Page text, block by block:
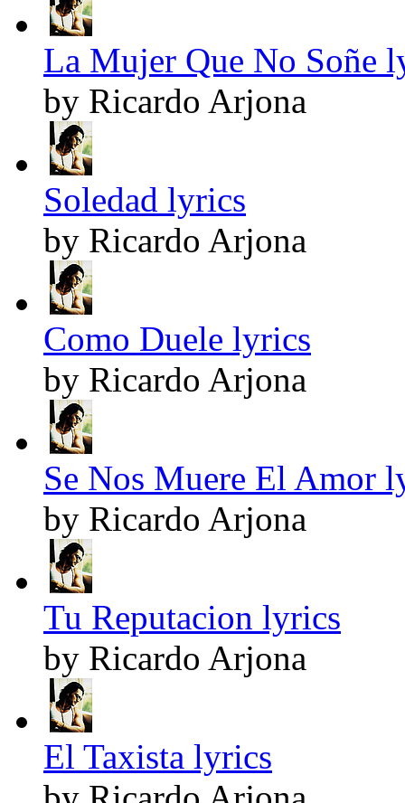
La Mujer Que No Soñe
by Ricardo Arjona
Soledad lyrics
by Ricardo Arjona
Como Duele lyrics
by Ricardo Arjona
Se Nos Muere El Amor
by Ricardo Arjona
Tu Reputacion lyrics
by Ricardo Arjona
El Taxista lyrics